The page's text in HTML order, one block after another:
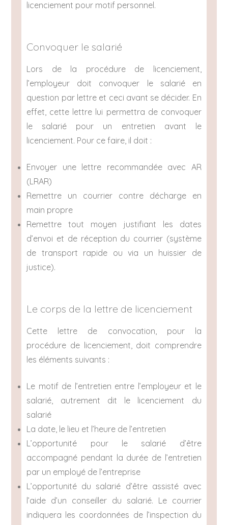
licenciement pour motif personnel.
Convoquer le salarié
Lors de la procédure de licenciement,
l’employeur doit convoquer le salarié en
question par lettre et ceci avant se décider. En
effet, cette lettre lui permettra de convoquer
le salarié pour un entretien avant le
licenciement. Pour ce faire, il doit :
Envoyer une lettre recommandée avec AR
(LRAR)
Remettre un courrier contre décharge en
main propre
Remettre tout moyen justifiant les dates
d’envoi et de réception du courrier (système
de transport rapide ou via un huissier de
justice).
Le corps de la lettre de licenciement
Cette lettre de convocation, pour la
procédure de licenciement, doit comprendre
les éléments suivants :
Le motif de l’entretien entre l’employeur et le
salarié, autrement dit le licenciement du
salarié
La date, le lieu et l’heure de l’entretien
L’opportunité pour le salarié d’être
accompagné pendant la durée de l’entretien
par un employé de l’entreprise
L’opportunité du salarié d’être assisté avec
l’aide d’un conseiller du salarié. Le courrier
indiquera les coordonnées de l’inspection du